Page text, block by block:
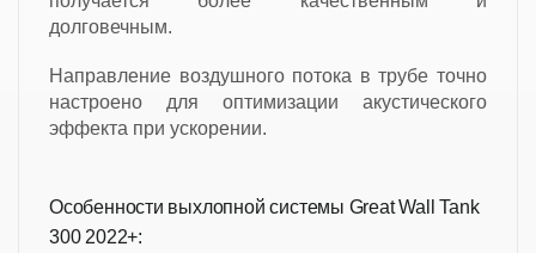
долговечным.
Направление воздушного потока в трубе точно
настроено для оптимизации акустического
эффекта при ускорении.
Особенности выхлопной системы Great Wall Tank
300 2022+: